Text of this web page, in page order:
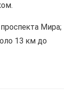
Мира;
13 км до